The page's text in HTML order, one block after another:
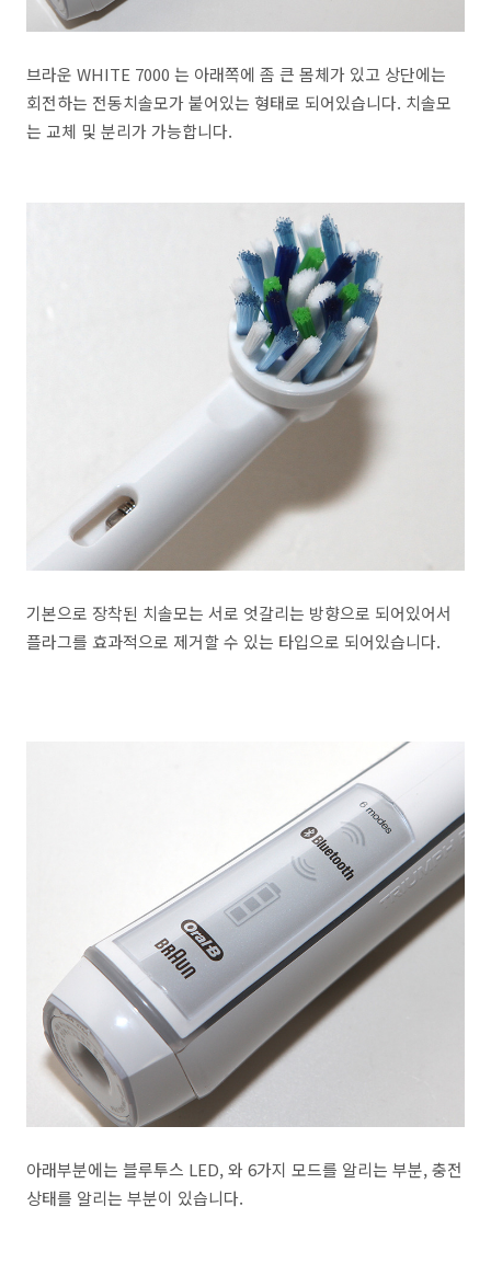
브라운 WHITE 7000 는 아래쪽에 좀 큰 몸체가 있고 상단에는
회전하는 전동치솔모가 붙어있는 형태로 되어있습니다. 치솔모
는 교체 및 분리가 가능합니다.
기본으로 장착된 치솔모는 서로 엇갈리는 방향으로 되어있어서
플라그를 효과적으로 제거할 수 있는 타입으로 되어있습니다.
아래부분에는 블루투스 LED, 와 6가지 모드를 알리는 부분, 충전
상태를 알리는 부분이 있습니다.